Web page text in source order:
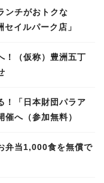
ンチがおトクな
イルパーク店」
！（仮称）豊洲五丁
！「日本財団パラア
催へ（参加無料）
弁当1,000食を無償で